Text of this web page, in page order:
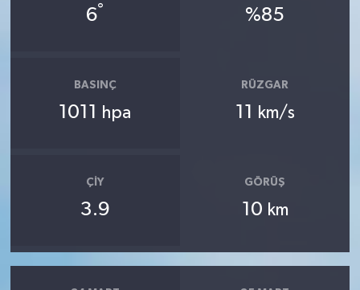
6° %85
BASINÇ
1011 hpa
RÜZGAR
11 km/s
ÇIY
3.9
GÖRÜŞ
10 km